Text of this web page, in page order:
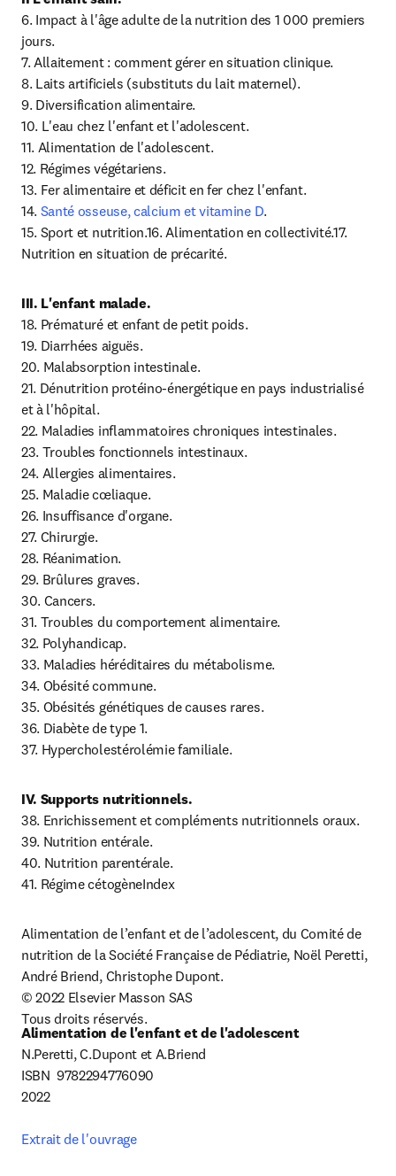
6. Impact à l'âge adulte de la nutrition des 1 000 premiers
jours.
7. Allaitement : comment gérer en situation clinique.
8. Laits artificiels (substituts du lait maternel).
9. Diversification alimentaire.
10. L'eau chez l'enfant et l'adolescent.
11. Alimentation de l'adolescent.
12. Régimes végétariens.
13. Fer alimentaire et déficit en fer chez l'enfant.
14. Santé osseuse, calcium et vitamine D.
15. Sport et nutrition.16. Alimentation en collectivité.17.
Nutrition en situation de précarité.
18. Prématuré et enfant de petit poids.
19. Diarrhées aiguës.
20. Malabsorption intestinale.
21. Dénutrition protéino-énergétique en pays industrialisé
et à l'hôpital.
22. Maladies inflammatoires chroniques intestinales.
23. Troubles fonctionnels intestinaux.
24. Allergies alimentaires.
25. Maladie cœliaque.
26. Insuffisance d'organe.
27. Chirurgie.
28. Réanimation.
29. Brûlures graves.
30. Cancers.
31. Troubles du comportement alimentaire.
32. Polyhandicap.
33. Maladies héréditaires du métabolisme.
34. Obésité commune.
35. Obésités génétiques de causes rares.
36. Diabète de type 1.
37. Hypercholestérolémie familiale.
38. Enrichissement et compléments nutritionnels oraux.
39. Nutrition entérale.
40. Nutrition parentérale.
41. Régime cétogèneIndex
Alimentation de l’enfant et de l’adolescent, du Comité de
nutrition de la Société Française de Pédiatrie, Noël Peretti,
André Briend, Christophe Dupont.
© 2022 Elsevier Masson SAS
Tous droits réservés.
Alimentation de l'enfant et de l'adolescent
N.Peretti, C.Dupont et A.Briend
ISBN  9782294776090
2022
Extrait de l'ouvrage